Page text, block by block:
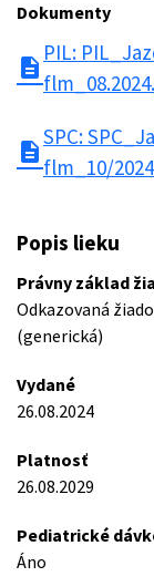
Dokumenty
description
PIL:
description
SPC:
flm_10/
Popis lieku
Právny základ
Odkazovaná
(generická)
Vydané
26.08.2024
Platnosť
26.08.2029
Pediatrické
Áno